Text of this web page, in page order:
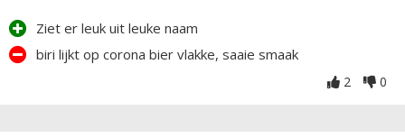
Ziet er leuk uit leuke naam
biri lijkt op corona bier vlakke, saaie smaak
2 0